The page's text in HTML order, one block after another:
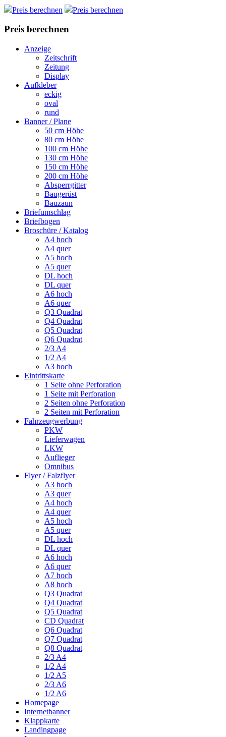
Preis berechnen Preis berechnen
Preis berechnen
Anzeige
Zeitschrift
Zeitung
Display
Aufkleber
eckig
oval
rund
Banner / Plane
50 cm Höhe
80 cm Höhe
100 cm Höhe
130 cm Höhe
150 cm Höhe
200 cm Höhe
Absperrgitter
Baugerüst
Bauzaun
Briefumschlag
Briefbogen
Broschüre / Katalog
A4 hoch
A4 quer
A5 hoch
A5 quer
DL hoch
DL quer
A6 hoch
A6 quer
Q3 Quadrat
Q4 Quadrat
Q5 Quadrat
Q6 Quadrat
2/3 A4
1/2 A4
A3 hoch
Eintrittskarte
1 Seite ohne Perforation
1 Seite mit Perforation
2 Seiten ohne Perforation
2 Seiten mit Perforation
Fahrzeugwerbung
PKW
Lieferwagen
LKW
Auflieger
Omnibus
Flyer / Falzflyer
A3 hoch
A3 quer
A4 hoch
A4 quer
A5 hoch
A5 quer
DL hoch
DL quer
A6 hoch
A6 quer
A7 hoch
A8 hoch
Q3 Quadrat
Q4 Quadrat
Q5 Quadrat
CD Quadrat
Q6 Quadrat
Q7 Quadrat
Q8 Quadrat
2/3 A4
1/2 A4
1/2 A5
2/3 A6
1/2 A6
Homepage
Internetbanner
Klappkarte
Landingpage